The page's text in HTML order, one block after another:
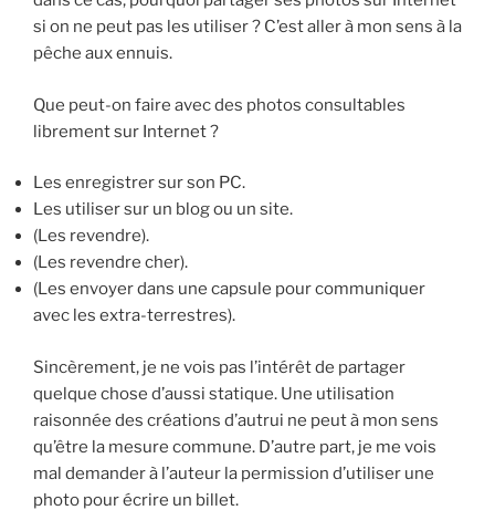
si on ne peut pas les utiliser ? C’est aller à mon sens à la
pêche aux ennuis.
Que peut-on faire avec des photos consultables
librement sur Internet ?
Les enregistrer sur son PC.
Les utiliser sur un blog ou un site.
(Les revendre).
(Les revendre cher).
(Les envoyer dans une capsule pour communiquer
avec les extra-terrestres).
Sincèrement, je ne vois pas l’intérêt de partager
quelque chose d’aussi statique. Une utilisation
raisonnée des créations d’autrui ne peut à mon sens
qu’être la mesure commune. D’autre part, je me vois
mal demander à l’auteur la permission d’utiliser une
photo pour écrire un billet.